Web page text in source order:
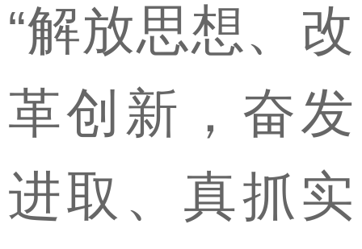
“解放思想、改
革创新，奋发
进取、真抓实